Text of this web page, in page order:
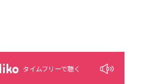
タイムフリーで聴く